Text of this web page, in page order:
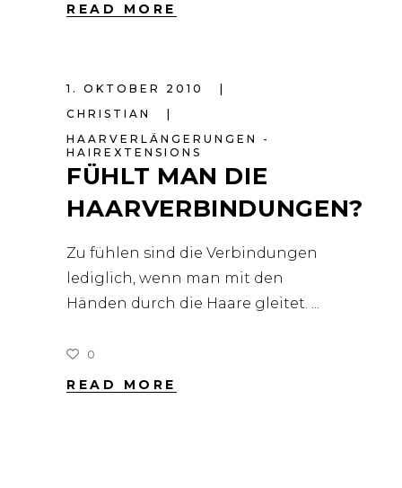
READ MORE
1. OKTOBER 2010
CHRISTIAN
HAARVERLÄNGERUNGEN -
HAIREXTENSIONS
FÜHLT MAN DIE
HAARVERBINDUNGEN?
Zu fühlen sind die Verbindungen
lediglich, wenn man mit den
Händen durch die Haare gleitet.
0
READ MORE